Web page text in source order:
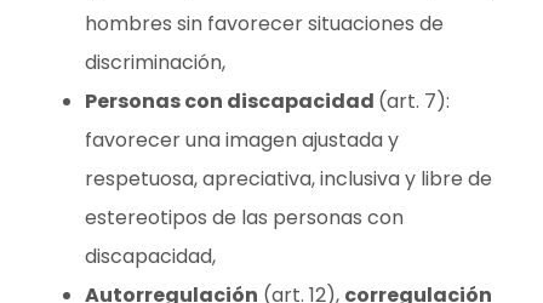
hombres sin favorecer situaciones de
discriminación,
Personas con discapacidad (art. 7):
favorecer una imagen ajustada y
respetuosa, apreciativa, inclusiva y libre de
estereotipos de las personas con
discapacidad,
Autorregulación (art. 12), corregulación